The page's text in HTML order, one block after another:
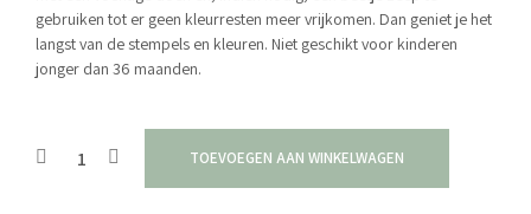
gebruiken tot er geen kleurresten meer vrijkomen. Dan geniet je het
langst van de stempels en kleuren. Niet geschikt voor kinderen
jonger dan 36 maanden.
TOEVOEGEN AAN WINKELWAGEN